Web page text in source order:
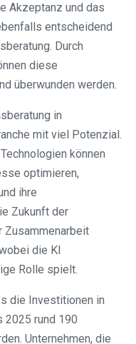
Akzeptanz und das
entscheidend
Durch
diese
überwunden werden.
in
mit viel Potenzial.
können
optimieren,
ihre
Zukunft der
Zusammenarbeit
die KI
Rolle spielt.
die Investitionen in
rund 190
Unternehmen, die